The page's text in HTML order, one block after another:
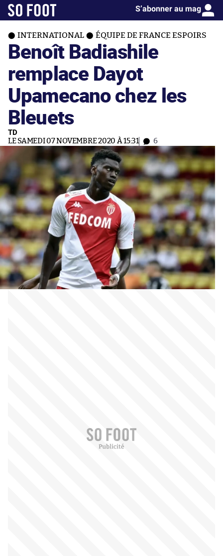
S’abonner au mag
INTERNATIONAL ÉQUIPE DE FRANCE ESPOIRS
Benoît Badiashile
remplace Dayot
Upamecano chez les
Bleuets
TD
LE SAMEDI 07 NOVEMBRE 2020 À 15:31 6